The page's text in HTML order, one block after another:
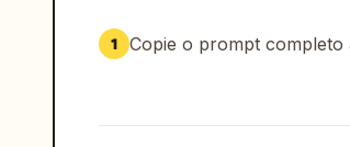
1 Copie o prompt completo